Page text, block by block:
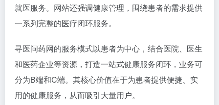
就医服务。网站还强调健康管理，围绕患者的需求提供
一系列完整的医疗闭环服务。
寻医问药网的服务模式以患者为中心，结合医院、医生
和医药企业等资源，打造一站式健康服务闭环，业务可
分为B端和C端。其核心价值在于为患者提供便捷、实
用的健康服务，从而吸引大量用户。